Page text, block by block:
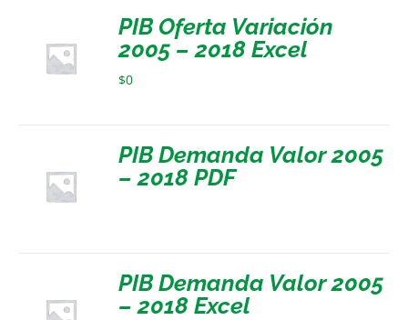
PIB Oferta Variación
2005 – 2018 Excel
$0
PIB Demanda Valor 2005
– 2018 PDF
PIB Demanda Valor 2005
– 2018 Excel